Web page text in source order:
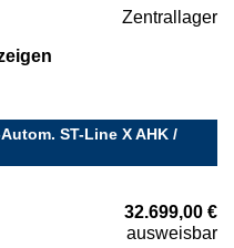
Zentrallager
ST-Line X AHK /
32.699,00 €
ausweisbar